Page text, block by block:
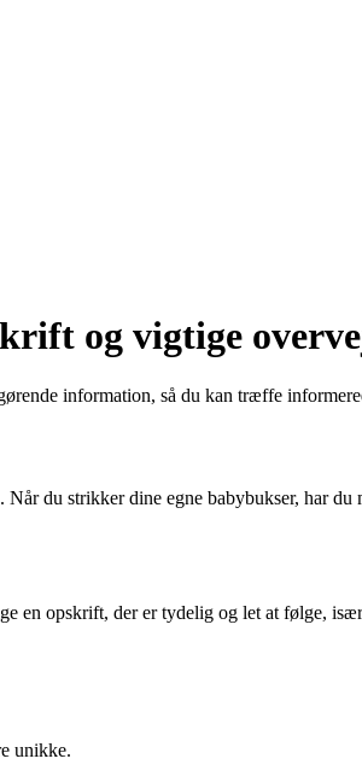
og vigtige
information, så du kan træffe
du strikker dine egne babybukser, har
en opskrift, der er tydelig og let at følge,
unikke.